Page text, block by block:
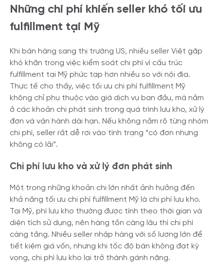
Những chi phí khiến seller khó tối ưu
fulfillment tại Mỹ
Khi bán hàng sang thị trường US, nhiều seller Việt gặp
khó khăn trong việc kiểm soát chi phí vì cấu trúc
fulfillment tại Mỹ phức tạp hơn nhiều so với nội địa.
Thực tế cho thấy, việc tối ưu chi phí fulfillment Mỹ
không chỉ phụ thuộc vào giá dịch vụ ban đầu, mà nằm
ở các khoản chi phát sinh trong quá trình lưu kho, xử lý
đơn và vận hành dài hạn. Nếu không nắm rõ từng nhóm
chi phí, seller rất dễ rơi vào tình trạng “có đơn nhưng
không có lãi”.
Chi phí lưu kho và xử lý đơn phát sinh
Một trong những khoản chi lớn nhất ảnh hưởng đến
khả năng tối ưu chi phí fulfillment Mỹ là chi phí lưu kho.
Tại Mỹ, phí lưu kho thường được tính theo thời gian và
diện tích sử dụng, nên hàng tồn càng lâu thì chi phí
càng tăng. Nhiều seller nhập hàng với số lượng lớn để
tiết kiệm giá vốn, nhưng khi tốc độ bán không đạt kỳ
vọng, chi phí lưu kho lại trở thành gánh nặng.